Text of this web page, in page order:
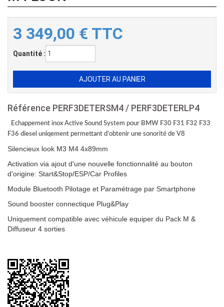
3 349,00 € TTC
Quantité :
Référence PERF3DETERSM4 / PERF3DETERLP4
Echappement inox Active Sound System pour BMW F30 F31 F32 F33
F36 diesel uniqement permettant d’obtenir une sonorité de V8
Silencieux look M3 M4 4x89mm
Activation via ajout d'une nouvelle fonctionnalité au bouton
d'origine: Start&Stop/ESP/Car Profiles
Module Bluetooth Pilotage et Paramétrage par Smartphone
Sound booster connectique Plug&Play
Uniquement compatible avec véhicule equiper du Pack M &
Diffuseur 4 sorties